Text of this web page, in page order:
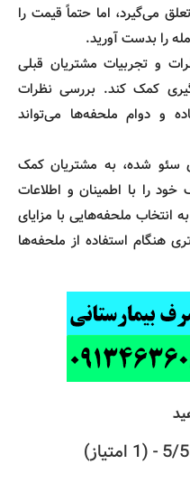
می‌گیرد، اما حتماً قیمت را
را بدست آورید.
و تجربیات مشتریان قبلی
کمک کند. بررسی نظرات
و دوام ملحفه‌ها می‌تواند
سئو شده، به مشتریان کمک
را با اطمینان و اطلاعات
انتخاب ملحفه‌هایی با مزایای
هنگام استفاده از ملحفه‌ها
5/5 - (1 امتیاز)